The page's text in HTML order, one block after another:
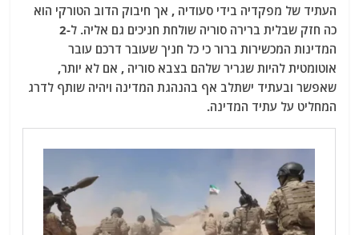
העתיד של מפקדיה בידי סעודיה , אך חיבוק הדוב הטורקי הוא
כה חזק שבלית ברירה סוריה שולחת חניכים גם אליה. ל-2
המדינות המכשירות ברור כי כל חניך שעובר דרכם עובר
אוטומטית להיות שגריר שלהם בצבא סוריה , אם לא יותר,
שאפשר ובעתיד ישתלב אף בהנהגת המדינה ויהיה שותף לדרג
המחליט על עתיד המדינה.